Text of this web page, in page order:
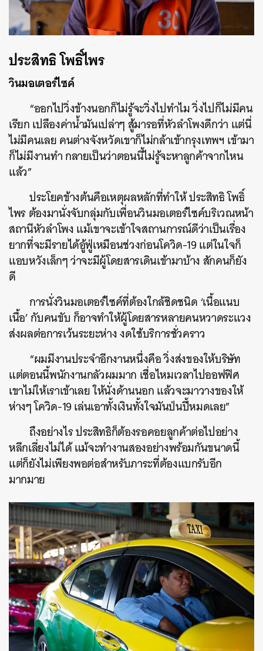
ประสิทธิ โพธิ์ไพร
วินมอเตอร์ไซค์
“ออกไปวิ่งข้างนอกก็ไม่รู้จะวิ่งไปทำไม วิ่งไปก็ไม่มีคน
เรียก เปลืองค่าน้ำมันเปล่าๆ สู้มารอที่หัวลำโพงดีกว่า แต่นี่
ไม่มีคนเลย คนต่างจังหวัดเขาก็ไม่กล้าเข้ากรุงเทพฯ เข้ามา
ก็ไม่มีงานทำ กลายเป็นว่าตอนนี้ไม่รู้จะหาลูกค้าจากไหน
แล้ว”
ประโยคข้างต้นคือเหตุผลหลักที่ทำให้ ประสิทธิ โพธิ์
ไพร ต้องมานั่งจับกลุ่มกับเพื่อนวินมอเตอร์ไซค์บริเวณหน้า
สถานีหัวลำโพง แม้เขาจะเข้าใจสถานการณ์ดีว่าเป็นเรื่อง
ยากที่จะมีรายได้อู้ฟู่เหมือนช่วงก่อนโควิด-19 แต่ในใจก็
แอบหวังเล็กๆ ว่าจะมีผู้โดยสารเดินเข้ามาบ้าง สักคนก็ยัง
ดี
การนั่งวินมอเตอร์ไซค์ที่ต้องใกล้ชิดชนิด ‘เนื้อแนบ
เนื้อ’ กับคนขับ ก็อาจทำให้ผู้โดยสารหลายคนหวาดระแวง
ส่งผลต่อการเว้นระยะห่าง งดใช้บริการชั่วคราว
“ผมมีงานประจำอีกงานหนึ่งคือ วิ่งส่งของให้บริษัท
แต่ตอนนี้พนักงานกลัวผมมาก เชื่อไหมเวลาไปออฟฟิศ
เขาไม่ให้เราเข้าเลย ให้นั่งด้านนอก แล้วจะมาวางของให้
ห่างๆ โควิด-19 เล่นเอาทั้งเงินทั้งใจมันป่นปี้หมดเลย”
ถึงอย่างไร ประสิทธิก็ต้องรอคอยลูกค้าต่อไปอย่าง
หลีกเลี่ยงไม่ได้ แม้จะทำงานสองอย่างพร้อมกันขนาดนี้
แต่ก็ยังไม่เพียงพอต่อสำหรับภาระที่ต้องแบกรับอีก
มากมาย